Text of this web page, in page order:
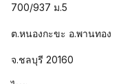
700/937 ม.5
ต.หนองกะขะ อ.พานทอง
จ.ชลบุรี 20160